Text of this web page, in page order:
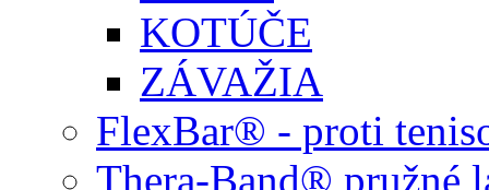
KOTÚČE
ZÁVAŽIA
FlexBar® - proti
Thera-Band® pružné